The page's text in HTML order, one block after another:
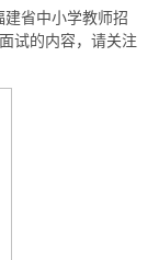
省中小学教师招
试的内容，请关注